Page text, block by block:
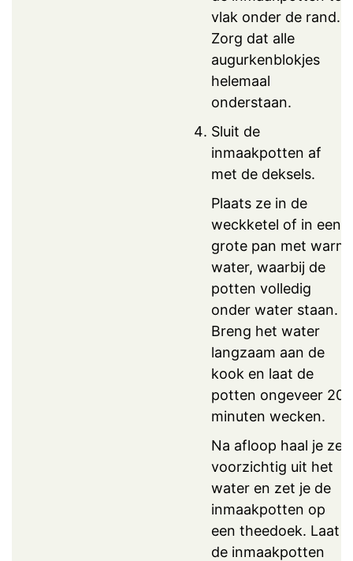
vlak onder de rand.
Zorg dat alle
augurkenblokjes
helemaal
onderstaan.
Sluit de
inmaakpotten af
met de deksels.
Plaats ze in de
weckketel of in een
grote pan met warm
water, waarbij de
potten volledig
onder water staan.
Breng het water
langzaam aan de
kook en laat de
potten ongeveer 20
minuten wecken.
Na afloop haal je ze
voorzichtig uit het
water en zet je de
inmaakpotten op
een theedoek. Laat
de inmaakpotten